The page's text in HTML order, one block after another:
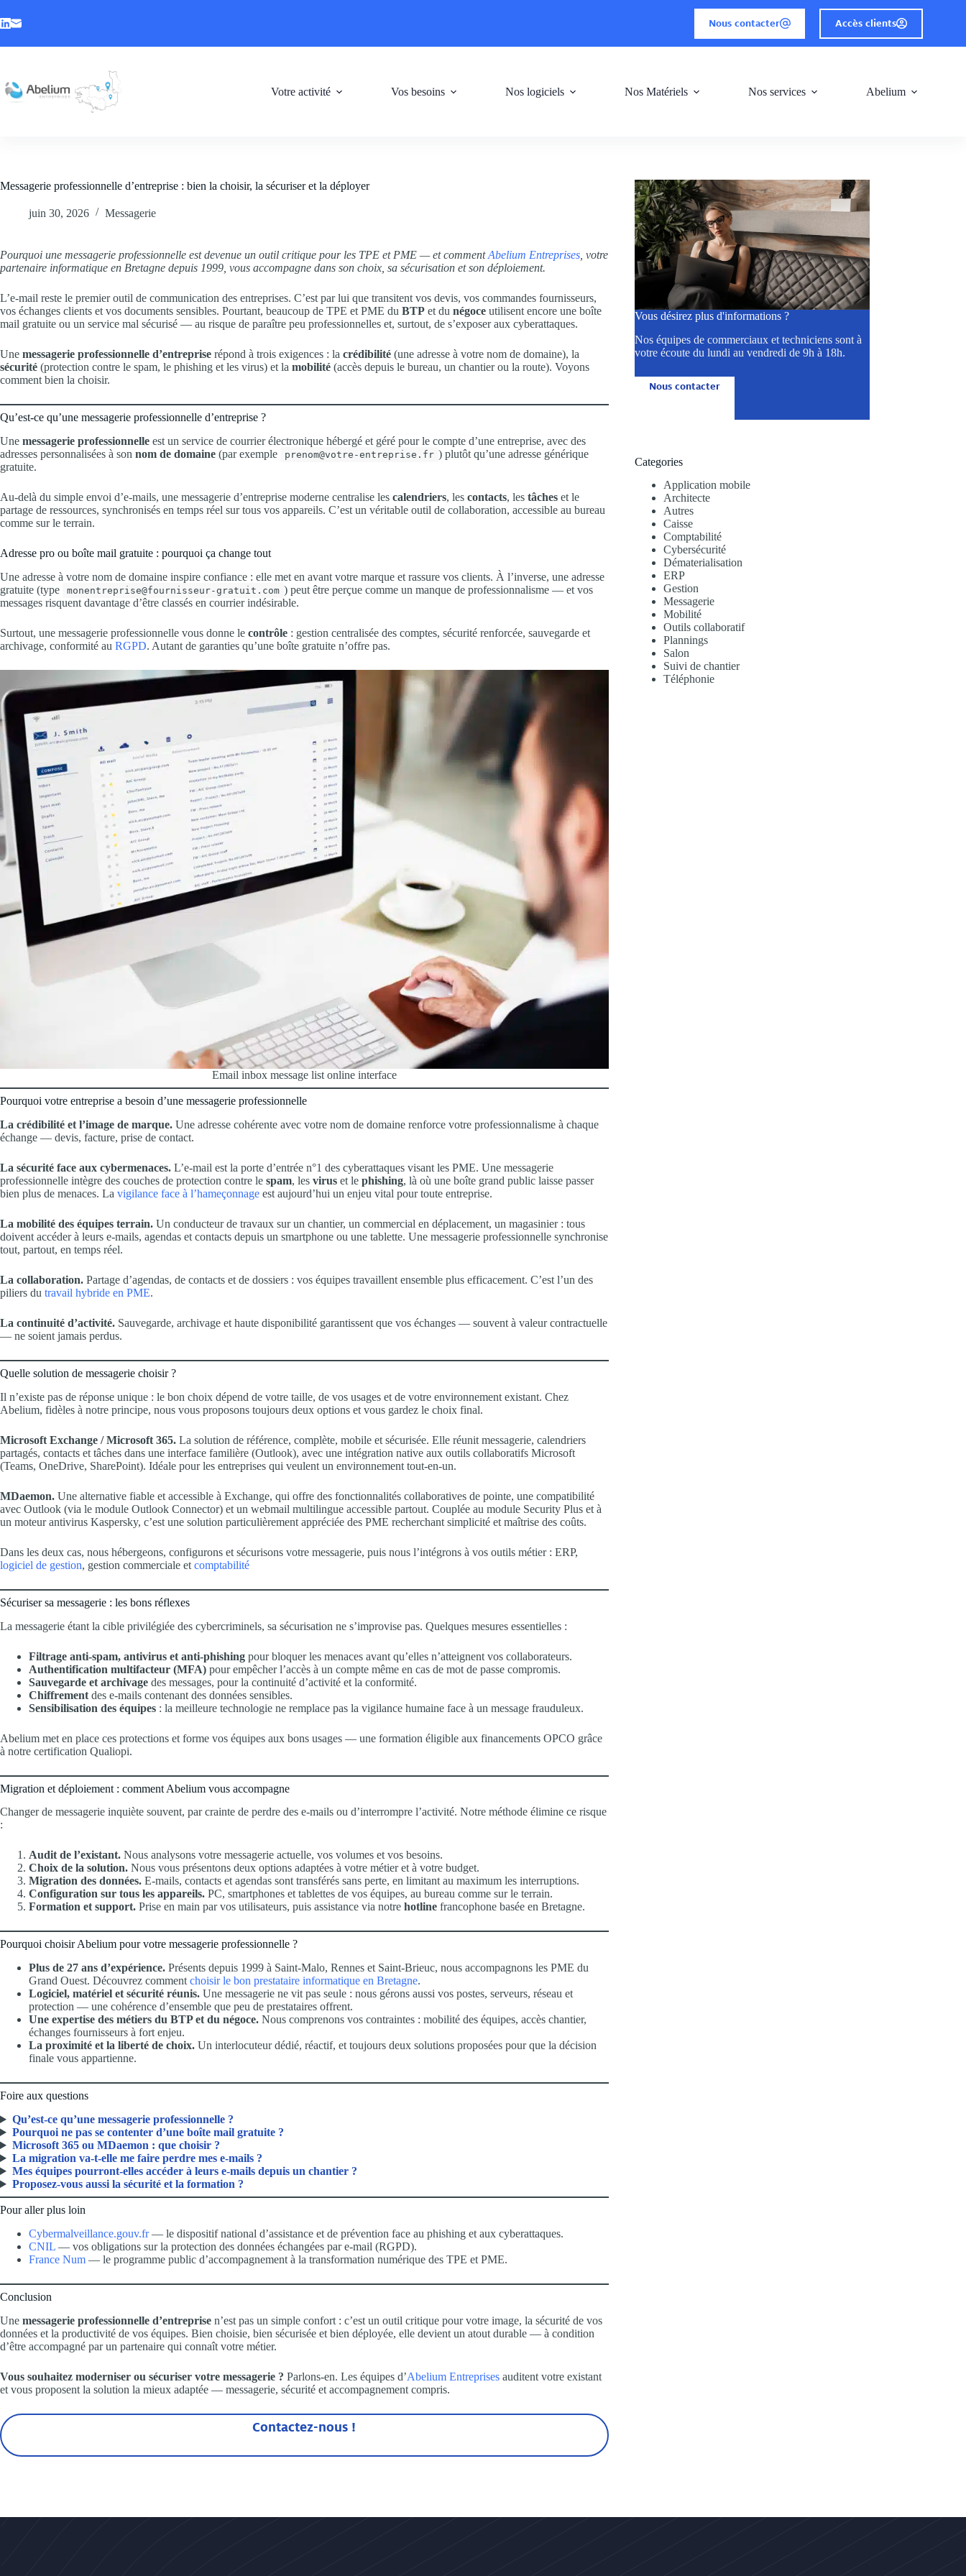
Nous contacter Accès clients
Votre activité Vos besoins Nos logiciels Nos Matériels Nos services Abelium
Messagerie professionnelle d’entreprise : bien la choisir, la sécuriser et la déployer
juin 30, 2026 Messagerie
Pourquoi une messagerie professionnelle est devenue un outil critique pour les TPE et PME — et commentAbelium Entreprises , votre
partenaire informatique en Bretagne depuis 1999, vous accompagne dans son choix, sa sécurisation et son déploiement.
L’e-mail reste le premier outil de communication des entreprises. C’est par lui que transitent vos devis, vos commandes fournisseurs,
vos échanges clients et vos documents sensibles. Pourtant, beaucoup de TPE et PME du BTP et du négoce utilisent encore une boîte
mail gratuite ou un service mal sécurisé — au risque de paraître peu professionnelles et, surtout, de s’exposer aux cyberattaques.
Une messagerie professionnelle d’entreprise répond à trois exigences : la crédibilité (une adresse à votre nom de domaine), la
sécurité (protection contre le spam, le phishing et les virus) et la mobilité (accès depuis le bureau, un chantier ou la route). Voyons
comment bien la choisir.
Qu’est-ce qu’une messagerie professionnelle d’entreprise ?
Une messagerie professionnelle est un service de courrier électronique hébergé et géré pour le compte d’une entreprise, avec des
adresses personnalisées à son nom de domaine (par exemple prenom@votre-entreprise.fr ) plutôt qu’une adresse générique
gratuite.
Au-delà du simple envoi d’e-mails, une messagerie d’entreprise moderne centralise les calendriers, les contacts, les tâches et le
partage de ressources, synchronisés en temps réel sur tous vos appareils. C’est un véritable outil de collaboration, accessible au bureau
comme sur le terrain.
Adresse pro ou boîte mail gratuite : pourquoi ça change tout
Une adresse à votre nom de domaine inspire confiance : elle met en avant votre marque et rassure vos clients. À l’inverse, une adresse
gratuite (type
monentreprise@fournisseur-gratuit.com ) peut être perçue comme un manque de professionnalisme — et vos
messages risquent davantage d’être classés en courrier indésirable.
Surtout, une messagerie professionnelle vous donne le contrôle : gestion centralisée des comptes, sécurité renforcée, sauvegarde et
archivage, conformité au RGPD. Autant de garanties qu’une boîte gratuite n’offre pas.
Email inbox message list online interface
Pourquoi votre entreprise a besoin d’une messagerie professionnelle
La crédibilité et l’image de marque. Une adresse cohérente avec votre nom de domaine renforce votre professionnalisme à chaque
échange — devis, facture, prise de contact.
La sécurité face aux cybermenaces. L’e-mail est la porte d’entrée n°1 des cyberattaques visant les PME. Une messagerie
professionnelle intègre des couches de protection contre le spam, les virus et le phishing, là où une boîte grand public laisse passer
bien plus de menaces. La vigilance face à l’hameçonnage est aujourd’hui un enjeu vital pour toute entreprise.
La mobilité des équipes terrain. Un conducteur de travaux sur un chantier, un commercial en déplacement, un magasinier : tous
doivent accéder à leurs e-mails, agendas et contacts depuis un smartphone ou une tablette. Une messagerie professionnelle synchronise
tout, partout, en temps réel.
La collaboration. Partage d’agendas, de contacts et de dossiers : vos équipes travaillent ensemble plus efficacement. C’est l’un des
piliers du travail hybride en PME.
La continuité d’activité. Sauvegarde, archivage et haute disponibilité garantissent que vos échanges — souvent à valeur contractuelle
— ne soient jamais perdus.
Quelle solution de messagerie choisir ?
Il n’existe pas de réponse unique : le bon choix dépend de votre taille, de vos usages et de votre environnement existant. Chez
Abelium, fidèles à notre principe, nous vous proposons toujours deux options et vous gardez le choix final.
Microsoft Exchange / Microsoft 365. La solution de référence, complète, mobile et sécurisée. Elle réunit messagerie, calendriers
partagés, contacts et tâches dans une interface familière (Outlook), avec une intégration native aux outils collaboratifs Microsoft
(Teams, OneDrive, SharePoint). Idéale pour les entreprises qui veulent un environnement tout-en-un.
MDaemon. Une alternative fiable et accessible à Exchange, qui offre des fonctionnalités collaboratives de pointe, une compatibilité
avec Outlook (via le module Outlook Connector) et un webmail multilingue accessible partout. Couplée au module Security Plus et à
un moteur antivirus Kaspersky, c’est une solution particulièrement appréciée des PME recherchant simplicité et maîtrise des coûts.
Dans les deux cas, nous hébergeons, configurons et sécurisons votre messagerie, puis nous l’intégrons à vos outils métier : ERP,
logiciel de gestion, gestion commerciale et comptabilité
Sécuriser sa messagerie : les bons réflexes
La messagerie étant la cible privilégiée des cybercriminels, sa sécurisation ne s’improvise pas. Quelques mesures essentielles :
Filtrage anti-spam, antivirus et anti-phishing pour bloquer les menaces avant qu’elles n’atteignent vos collaborateurs.
Authentification multifacteur (MFA) pour empêcher l’accès à un compte même en cas de mot de passe compromis.
Sauvegarde et archivage des messages, pour la continuité d’activité et la conformité.
Chiffrement des e-mails contenant des données sensibles.
Sensibilisation des équipes : la meilleure technologie ne remplace pas la vigilance humaine face à un message frauduleux.
Abelium met en place ces protections et forme vos équipes aux bons usages — une formation éligible aux financements OPCO grâce
à notre certification Qualiopi.
Migration et déploiement : comment Abelium vous accompagne
Changer de messagerie inquiète souvent, par crainte de perdre des e-mails ou d’interrompre l’activité. Notre méthode élimine ce risque
:
Audit de l’existant. Nous analysons votre messagerie actuelle, vos volumes et vos besoins.
Choix de la solution. Nous vous présentons deux options adaptées à votre métier et à votre budget.
Migration des données. E-mails, contacts et agendas sont transférés sans perte, en limitant au maximum les interruptions.
Configuration sur tous les appareils. PC, smartphones et tablettes de vos équipes, au bureau comme sur le terrain.
Formation et support. Prise en main par vos utilisateurs, puis assistance via notre hotline francophone basée en Bretagne.
Pourquoi choisir Abelium pour votre messagerie professionnelle ?
Plus de 27 ans d’expérience. Présents depuis 1999 à Saint-Malo, Rennes et Saint-Brieuc, nous accompagnons les PME du
Grand Ouest. Découvrez comment choisir le bon prestataire informatique en Bretagne.
Logiciel, matériel et sécurité réunis. Une messagerie ne vit pas seule : nous gérons aussi vos postes, serveurs, réseau et
protection — une cohérence d’ensemble que peu de prestataires offrent.
Une expertise des métiers du BTP et du négoce. Nous comprenons vos contraintes : mobilité des équipes, accès chantier,
échanges fournisseurs à fort enjeu.
La proximité et la liberté de choix. Un interlocuteur dédié, réactif, et toujours deux solutions proposées pour que la décision
finale vous appartienne.
Foire aux questions
Qu’est-ce qu’une messagerie professionnelle ?
Pourquoi ne pas se contenter d’une boîte mail gratuite ?
Microsoft 365 ou MDaemon : que choisir ?
La migration va-t-elle me faire perdre mes e-mails ?
Mes équipes pourront-elles accéder à leurs e-mails depuis un chantier ?
Proposez-vous aussi la sécurité et la formation ?
Pour aller plus loin
Cybermalveillance.gouv.fr— le dispositif national d’assistance et de prévention face au phishing et aux cyberattaques.
CNIL — vos obligations sur la protection des données échangées par e-mail (RGPD).
France Num — le programme public d’accompagnement à la transformation numérique des TPE et PME.
Conclusion
Une messagerie professionnelle d’entreprise n’est pas un simple confort : c’est un outil critique pour votre image, la sécurité de vos
données et la productivité de vos équipes. Bien choisie, bien sécurisée et bien déployée, elle devient un atout durable — à condition
d’être accompagné par un partenaire qui connaît votre métier.
Vous souhaitez moderniser ou sécuriser votre messagerie ? Parlons-en. Les équipes d’Abelium Entreprises auditent votre existant
et vous proposent la solution la mieux adaptée — messagerie, sécurité et accompagnement compris.
Contactez-nous !
Vous désirez plus d'informations ?
Nos équipes de commerciaux et techniciens sont à
votre écoute du lundi au vendredi de 9h à 18h.
Nous contacter
Categories
Application mobile
Architecte
Autres
Caisse
Comptabilité
Cybersécurité
Dématerialisation
ERP
Gestion
Messagerie
Mobilité
Outils collaboratif
Plannings
Salon
Suivi de chantier
Téléphonie